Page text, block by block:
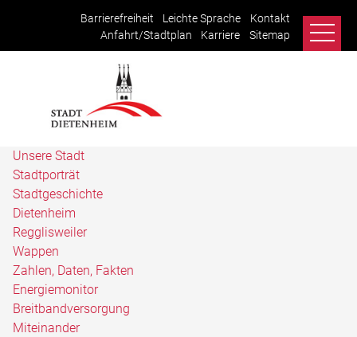
Barrierefreiheit Leichte Sprache
Kontakt
Anfahrt/Stadtplan
Karriere Sitemap
Unsere Stadt
Stadtporträt
Stadtgeschichte
Dietenheim
Regglisweiler
Wappen
Zahlen, Daten, Fakten
Energiemonitor
Breitbandversorgung
Miteinander